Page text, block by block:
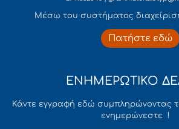
Mέσω του συστήματος
Πατήστε εδώ
ΕΝΗΜΕΡΩΤΙΚΟ
Κάντε εγγραφή εδώ συμπληρώνοντας
ενημερώνεστε !